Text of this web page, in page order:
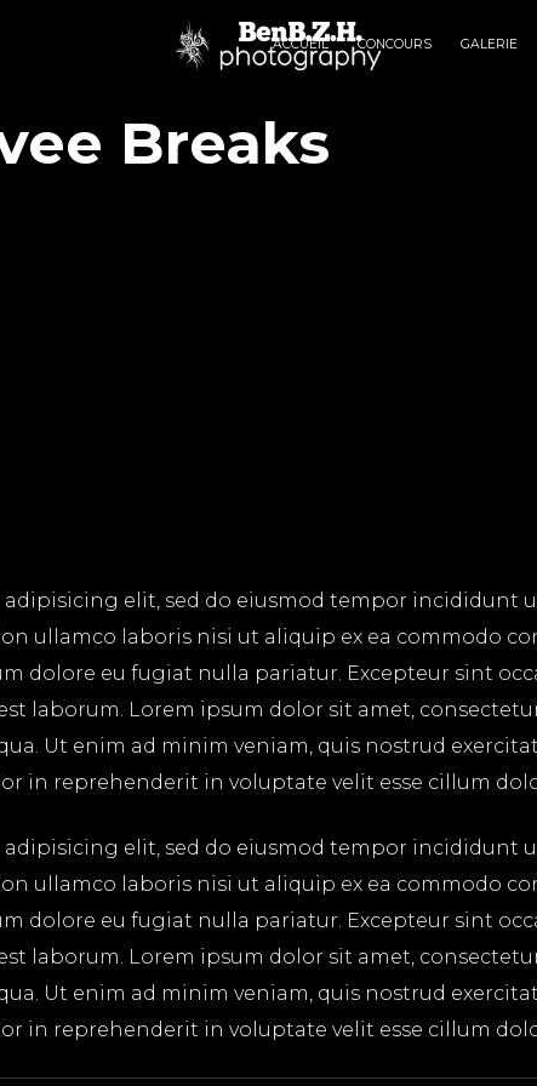
ACCUEIL CONCOURS GALERIE
Breaks
elit, sed do eiusmod tempor incididunt
ullamco laboris nisi ut aliquip ex ea commodo
dolore eu fugiat nulla pariatur. Excepteur sint
laborum. Lorem ipsum dolor sit amet,
Ut enim ad minim veniam, quis nostrud
in reprehenderit in voluptate velit esse cillum
elit, sed do eiusmod tempor incididunt
ullamco laboris nisi ut aliquip ex ea commodo
dolore eu fugiat nulla pariatur. Excepteur sint
laborum. Lorem ipsum dolor sit amet,
Ut enim ad minim veniam, quis nostrud
in reprehenderit in voluptate velit esse cillum